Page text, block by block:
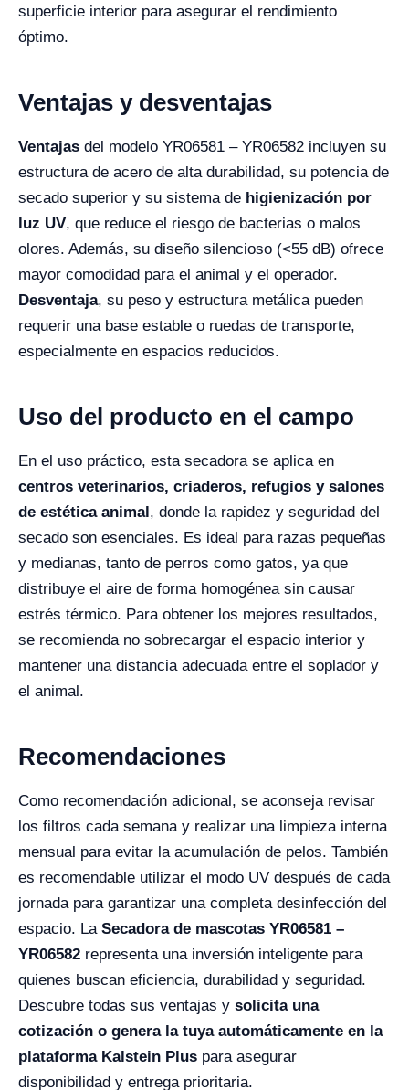
superficie interior para asegurar el rendimiento
óptimo.
Ventajas y desventajas
Ventajas del modelo YR06581 – YR06582 incluyen su
estructura de acero de alta durabilidad, su potencia de
secado superior y su sistema de higienización por
luz UV, que reduce el riesgo de bacterias o malos
olores. Además, su diseño silencioso (<55 dB) ofrece
mayor comodidad para el animal y el operador.
Desventaja, su peso y estructura metálica pueden
requerir una base estable o ruedas de transporte,
especialmente en espacios reducidos.
Uso del producto en el campo
En el uso práctico, esta secadora se aplica en
centros veterinarios, criaderos, refugios y salones
de estética animal, donde la rapidez y seguridad del
secado son esenciales. Es ideal para razas pequeñas
y medianas, tanto de perros como gatos, ya que
distribuye el aire de forma homogénea sin causar
estrés térmico. Para obtener los mejores resultados,
se recomienda no sobrecargar el espacio interior y
mantener una distancia adecuada entre el soplador y
el animal.
Recomendaciones
Como recomendación adicional, se aconseja revisar
los filtros cada semana y realizar una limpieza interna
mensual para evitar la acumulación de pelos. También
es recomendable utilizar el modo UV después de cada
jornada para garantizar una completa desinfección del
espacio. La Secadora de mascotas YR06581 –
YR06582 representa una inversión inteligente para
quienes buscan eficiencia, durabilidad y seguridad.
Descubre todas sus ventajas y solicita una
cotización o genera la tuya automáticamente en la
plataforma Kalstein Plus para asegurar
disponibilidad y entrega prioritaria.